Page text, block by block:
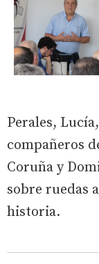
Perales,
compañeros
Coruña y
sobre ruedas
historia.